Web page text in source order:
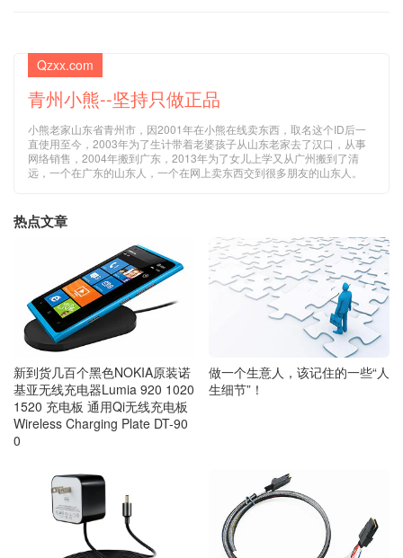
Qzxx.com
青州小熊--坚持只做正品
小熊老家山东省青州市，因2001年在小熊在线卖东西，取名这个ID后一
直使用至今，2003年为了生计带着老婆孩子从山东老家去了汉口，从事
网络销售，2004年搬到广东，2013年为了女儿上学又从广州搬到了清
远，一个在广东的山东人，一个在网上卖东西交到很多朋友的山东人。
热点文章
新到货几百个黑色NOKIA原装诺
基亚无线充电器Lumia 920 1020
1520 充电板 通用Qi无线充电板
Wireless Charging Plate DT-90
0
做一个生意人，该记住的一些“人
生细节”！